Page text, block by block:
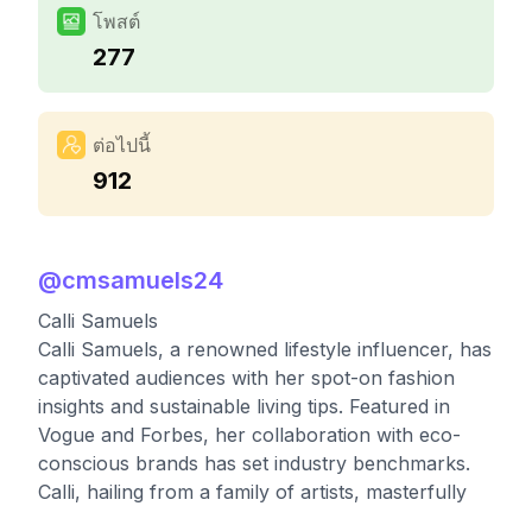
โพสต์
277
ต่อไปนี้
912
@cmsamuels24
Calli Samuels
Calli Samuels, a renowned lifestyle influencer, has
captivated audiences with her spot-on fashion
insights and sustainable living tips. Featured in
Vogue and Forbes, her collaboration with eco-
conscious brands has set industry benchmarks.
Calli, hailing from a family of artists, masterfully